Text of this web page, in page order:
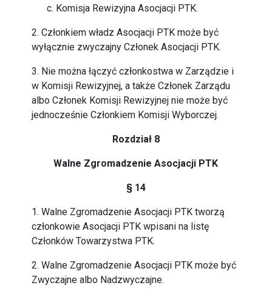
Komisja Rewizyjna Asocjacji PTK.
2. Członkiem władz Asocjacji PTK może być
wyłącznie zwyczajny Członek Asocjacji PTK.
3. Nie można łączyć członkostwa w Zarządzie i
w Komisji Rewizyjnej, a także Członek Zarządu
albo Członek Komisji Rewizyjnej nie może być
jednocześnie Członkiem Komisji Wyborczej.
Rozdział 8
Walne Zgromadzenie Asocjacji PTK
§ 14
1. Walne Zgromadzenie Asocjacji PTK tworzą
członkowie Asocjacji PTK wpisani na listę
Członków Towarzystwa PTK.
2. Walne Zgromadzenie Asocjacji PTK może być
Zwyczajne albo Nadzwyczajne.